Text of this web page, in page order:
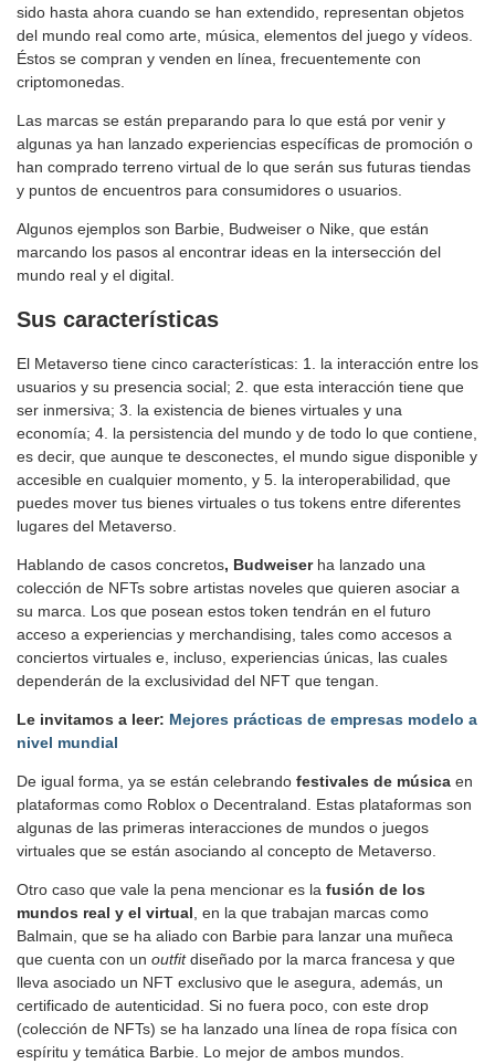
sido hasta ahora cuando se han extendido, representan objetos
del mundo real como arte, música, elementos del juego y vídeos.
Éstos se compran y venden en línea, frecuentemente con
criptomonedas.
Las marcas se están preparando para lo que está por venir y
algunas ya han lanzado experiencias específicas de promoción o
han comprado terreno virtual de lo que serán sus futuras tiendas
y puntos de encuentros para consumidores o usuarios.
Algunos ejemplos son Barbie, Budweiser o Nike, que están
marcando los pasos al encontrar ideas en la intersección del
mundo real y el digital.
Sus características
El Metaverso tiene cinco características: 1. la interacción entre los
usuarios y su presencia social; 2. que esta interacción tiene que
ser inmersiva; 3. la existencia de bienes virtuales y una
economía; 4. la persistencia del mundo y de todo lo que contiene,
es decir, que aunque te desconectes, el mundo sigue disponible y
accesible en cualquier momento, y 5. la interoperabilidad, que
puedes mover tus bienes virtuales o tus tokens entre diferentes
lugares del Metaverso.
Hablando de casos concretos, Budweiser ha lanzado una
colección de NFTs sobre artistas noveles que quieren asociar a
su marca. Los que posean estos token tendrán en el futuro
acceso a experiencias y merchandising, tales como accesos a
conciertos virtuales e, incluso, experiencias únicas, las cuales
dependerán de la exclusividad del NFT que tengan.
Le invitamos a leer: Mejores prácticas de empresas modelo a
nivel mundial
De igual forma, ya se están celebrando festivales de música en
plataformas como Roblox o Decentraland. Estas plataformas son
algunas de las primeras interacciones de mundos o juegos
virtuales que se están asociando al concepto de Metaverso.
Otro caso que vale la pena mencionar es la fusión de los
mundos real y el virtual , en la que trabajan marcas como
Balmain, que se ha aliado con Barbie para lanzar una muñeca
que cuenta con un outfitdiseñado por la marca francesa y que
lleva asociado un NFT exclusivo que le asegura, además, un
certificado de autenticidad. Si no fuera poco, con este drop
(colección de NFTs) se ha lanzado una línea de ropa física con
espíritu y temática Barbie. Lo mejor de ambos mundos.